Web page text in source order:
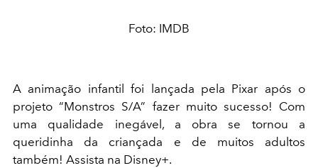
Foto: IMDB
A animação infantil foi lançada pela Pixar após o
projeto “Monstros S/A” fazer muito sucesso! Com
uma qualidade inegável, a obra se tornou a
queridinha da criançada e de muitos adultos
também! Assista na Disney+.